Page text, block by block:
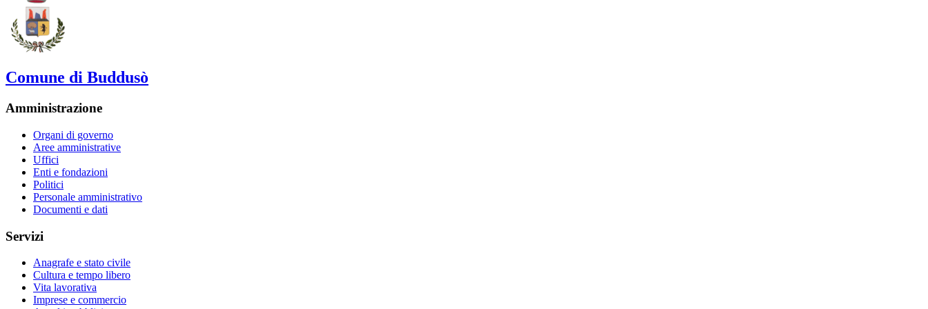
Comune di Buddusò
Amministrazione
Organi di governo
Aree amministrative
Uffici
Enti e fondazioni
Politici
Personale amministrativo
Documenti e dati
Servizi
Anagrafe e stato civile
Cultura e tempo libero
Vita lavorativa
Imprese e commercio